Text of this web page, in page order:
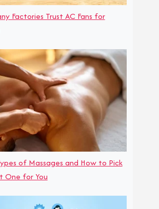
Factories Trust AC Fans for
of Massages and How to Pick
One for You